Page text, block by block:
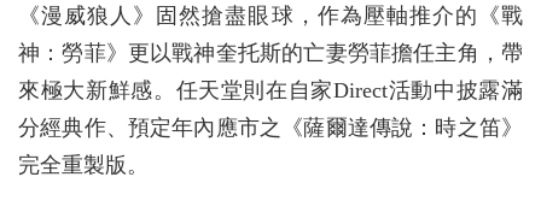
《漫威狼人》固然搶盡眼球，作為壓軸推介的《戰
神：勞菲》更以戰神奎托斯的亡妻勞菲擔任主角，帶
來極大新鮮感。任天堂則在自家Direct活動中披露滿
分經典作、預定年內應市之《薩爾達傳說：時之笛》
完全重製版。